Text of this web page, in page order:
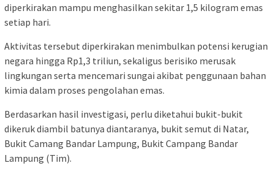
diperkirakan mampu menghasilkan sekitar 1,5 kilogram emas
setiap hari.
Aktivitas tersebut diperkirakan menimbulkan potensi kerugian
negara hingga Rp1,3 triliun, sekaligus berisiko merusak
lingkungan serta mencemari sungai akibat penggunaan bahan
kimia dalam proses pengolahan emas.
Berdasarkan hasil investigasi, perlu diketahui bukit-bukit
dikeruk diambil batunya diantaranya, bukit semut di Natar,
Bukit Camang Bandar Lampung, Bukit Campang Bandar
Lampung (Tim).